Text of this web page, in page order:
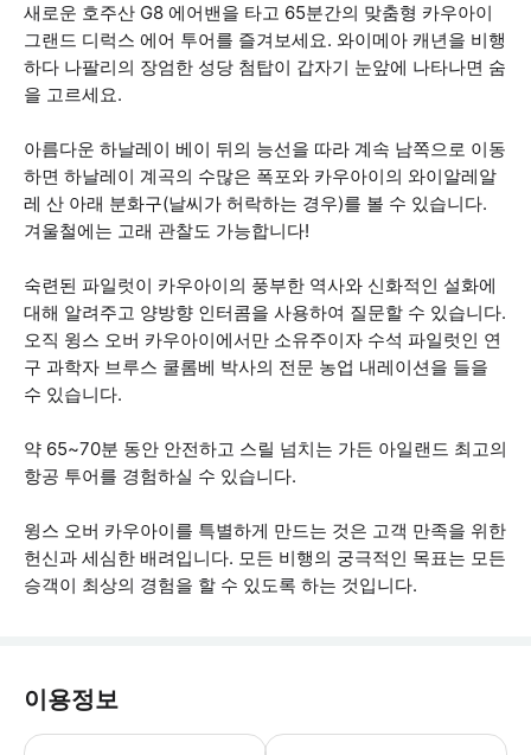
새로운 호주산 G8 에어밴을 타고 65분간의 맞춤형 카우아이
그랜드 디럭스 에어 투어를 즐겨보세요. 와이메아 캐년을 비행
하다 나팔리의 장엄한 성당 첨탑이 갑자기 눈앞에 나타나면 숨
을 고르세요.
아름다운 하날레이 베이 뒤의 능선을 따라 계속 남쪽으로 이동
하면 하날레이 계곡의 수많은 폭포와 카우아이의 와이알레알
레 산 아래 분화구(날씨가 허락하는 경우)를 볼 수 있습니다.
겨울철에는 고래 관찰도 가능합니다!
숙련된 파일럿이 카우아이의 풍부한 역사와 신화적인 설화에
대해 알려주고 양방향 인터콤을 사용하여 질문할 수 있습니다.
오직 윙스 오버 카우아이에서만 소유주이자 수석 파일럿인 연
구 과학자 브루스 쿨롬베 박사의 전문 농업 내레이션을 들을
수 있습니다.
약 65~70분 동안 안전하고 스릴 넘치는 가든 아일랜드 최고의
항공 투어를 경험하실 수 있습니다.
윙스 오버 카우아이를 특별하게 만드는 것은 고객 만족을 위한
헌신과 세심한 배려입니다. 모든 비행의 궁극적인 목표는 모든
승객이 최상의 경험을 할 수 있도록 하는 것입니다.
이용정보
- 예약 시 확인 메일을 받으실 수 있습